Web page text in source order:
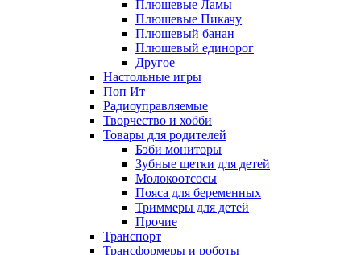
Плюшевые Ламы
Плюшевые Пикачу
Плюшевый банан
Плюшевый единорог
Другое
Настольные игры
Поп Ит
Радиоуправляемые
Творчество и хобби
Товары для родителей
Бэби мониторы
Зубные щетки для детей
Молокоотсосы
Пояса для беременных
Триммеры для детей
Прочие
Транспорт
Трансформеры и роботы